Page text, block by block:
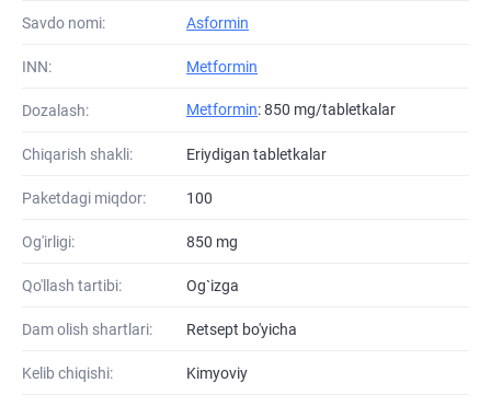
Savdo nomi: Asformin
INN: Metformin
Dozalash: Metformin: 850 mg/tabletkalar
Chiqarish shakli: Eriydigan tabletkalar
Paketdagi miqdor: 100
Og'irligi: 850 mg
Qo'llash tartibi: Og`izga
Dam olish shartlari: Retsept bo'yicha
Kelib chiqishi: Kimyoviy